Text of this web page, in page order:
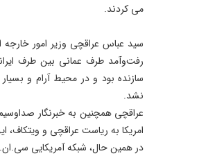
می کردند.
رفت‌وآمد طرف عمانی بین طرف
سازنده بود و در محیط آرام و
نشد.
امریکا به ریاست عراقچی و ویتکاف،
در همین حال، شبکه آمریکایی